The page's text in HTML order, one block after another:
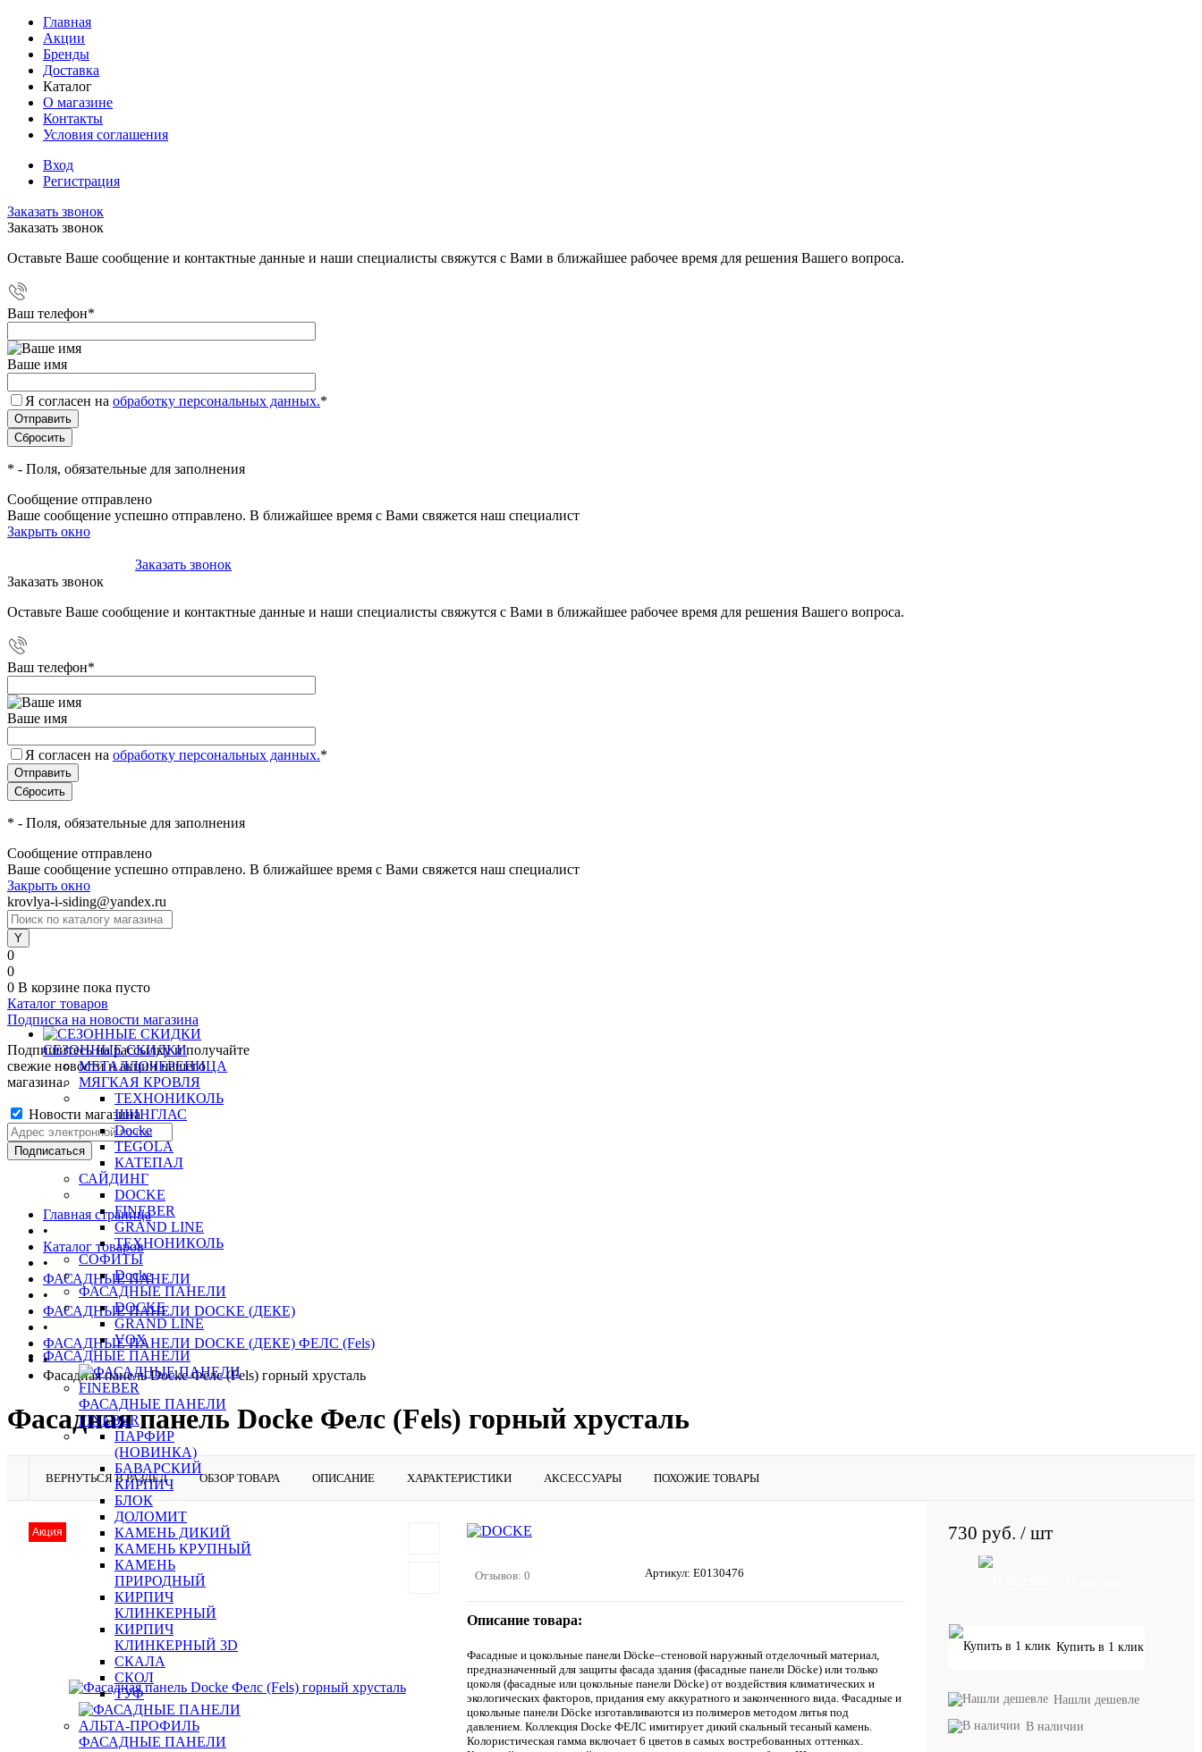
Главная
Акции
Бренды
Доставка
Каталог
О магазине
Контакты
Условия соглашения
Вход
Регистрация
Заказать звонок
Заказать звонок
Оставьте Ваше сообщение и контактные данные и наши специалисты свяжутся с Вами в ближайшее рабочее время для решения Вашего вопроса.
Ваш телефон*
Ваше имя
Я согласен на обработку персональных данных.*
* - Поля, обязательные для заполнения
Сообщение отправлено
Ваше сообщение успешно отправлено. В ближайшее время с Вами свяжется наш специалист
Закрыть окно
Заказать звонок
Заказать звонок
Оставьте Ваше сообщение и контактные данные и наши специалисты свяжутся с Вами в ближайшее рабочее время для решения Вашего вопроса.
Ваш телефон*
Ваше имя
Я согласен на обработку персональных данных.*
* - Поля, обязательные для заполнения
Сообщение отправлено
Ваше сообщение успешно отправлено. В ближайшее время с Вами свяжется наш специалист
Закрыть окно
krovlya-i-siding@yandex.ru
0
0
0 В корзине пока пусто
Каталог товаров
СЕЗОННЫЕ СКИДКИ
МЕТАЛЛОЧЕРЕПИЦА
МЯГКАЯ КРОВЛЯ
ТЕХНОНИКОЛЬ
ШИНГЛАС
Docke
TEGOLA
КАТЕПАЛ
САЙДИНГ
DOCKE
FINEBER
GRAND LINE
ТЕХНОНИКОЛЬ
СОФИТЫ
Docke
ФАСАДНЫЕ ПАНЕЛИ
DOCKE
GRAND LINE
VOX
ФАСАДНЫЕ ПАНЕЛИ
ФАСАДНЫЕ ПАНЕЛИ
FINEBER
ПАРФИР
(НОВИНКА)
БАВАРСКИЙ
КИРПИЧ
БЛОК
ДОЛОМИТ
КАМЕНЬ ДИКИЙ
КАМЕНЬ КРУПНЫЙ
КАМЕНЬ
ПРИРОДНЫЙ
КИРПИЧ
КЛИНКЕРНЫЙ
КИРПИЧ
КЛИНКЕРНЫЙ 3D
СКАЛА
СКОЛ
ТУФ
ФАСАДНЫЕ ПАНЕЛИ
Подписка на новости магазина
Подпишитесь на рассылку и получайте
свежие новости и акции нашего
магазина.
Новости магазина
Главная страница
•
Каталог товаров
•
ФАСАДНЫЕ ПАНЕЛИ
•
ФАСАДНЫЕ ПАНЕЛИ DOCKE (ДЕКЕ)
•
ФАСАДНЫЕ ПАНЕЛИ DOCKE (ДЕКЕ) ФЕЛС (Fels)
•
Фасадная панель Docke Фелс (Fels) горный хрусталь
Фасадная панель Docke Фелс (Fels) горный хрусталь
ВЕРНУТЬСЯ В РАЗДЕЛ ОБЗОР ТОВАРА ОПИСАНИЕ ХАРАКТЕРИСТИКИ АКСЕССУАРЫ ПОХОЖИЕ ТОВАРЫ
Акция
Отзывов: 0 Артикул: E0130476
Описание товара:
Фасадные и цокольные панели Döcke–стеновой наружный отделочный материал,
предназначенный для защиты фасада здания (фасадные панели Döcke) или только
цоколя (фасадные или цокольные панели Döcke) от воздействия климатических и
экологических факторов, придания ему аккуратного и законченного вида. Фасадные и
цокольные панели Döcke изготавливаются из полимеров методом литья под
давлением. Коллекция Docke ФЕЛС имитирует дикий скальный тесаный камень.
Колористическая гамма включает 6 цветов в самых востребованных оттенках.
730 руб. / шт
Купить в 1 клик
Нашли дешевле
В наличии